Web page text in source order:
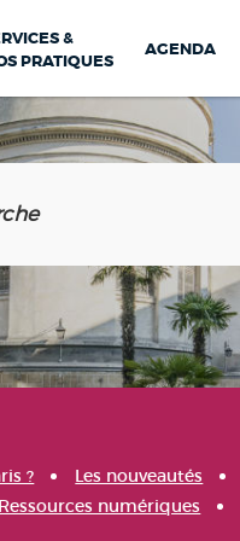
&
PRATIQUES
AGENDA
? Les nouveautés
Ressources numériques